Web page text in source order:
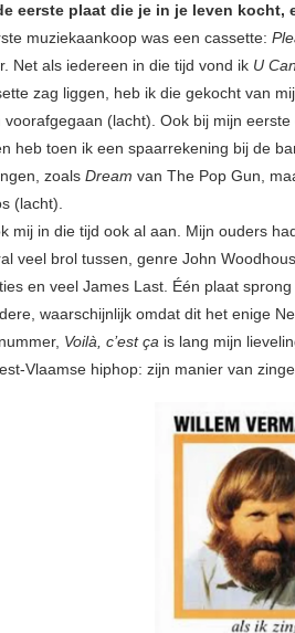
eerste plaat die je in je leven kocht,
muziekaankoop was een cassette:
Net als iedereen in die tijd vond ik U
zag liggen, heb ik die gekocht van
voorafgegaan (lacht). Ook bij mijn
heb toen ik een spaarrekening bij de
zoals Dream van The Pop Gun,
(lacht).
mij in die tijd ook al aan. Mijn ouders
veel brol tussen, genre John
en veel James Last. Één plaat
waarschijnlijk omdat dit het enige
Voilà, c’est ça is lang mijn
Vlaamse hiphop: zijn manier van